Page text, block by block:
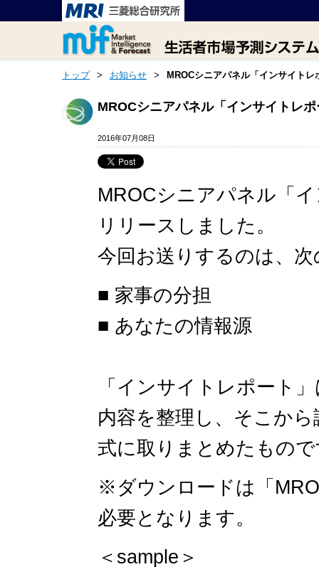
トップ > お知らせ > MROCシニアパネル「インサイト
MROCシニアパネル「インサイトレ
2016年07月08日
MROCシニアパネル「
リリースしました。
今回お送りするのは、
■ 家事の分担
■ あなたの情報源
「インサイトレポート
内容を整理し、そこか
式に取りまとめたもの
※ダウンロードは「
必要となります。
＜sample＞